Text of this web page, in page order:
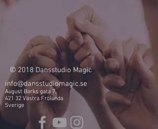
© 2018 Dansstudio Magic
info@dansstudiomagic.se
August Barks gata 7,
421 32 Västra Frölunda
Sverige